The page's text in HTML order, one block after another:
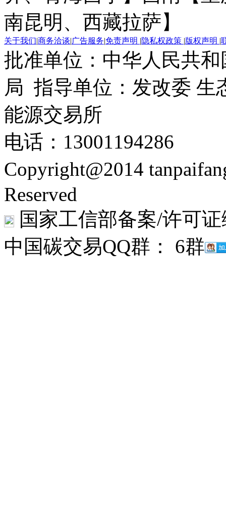
南昆明、西藏拉萨】
关于我们|商务洽谈|广告服务|免责声明 |隐私权政策 |版权声明 |
批准单位：中华人民共
局 指导单位：发改委 生
能源交易所
电话：13001194286
Copyright@2014
Reserved
国家工信部备案/许可
中国碳交易QQ群： 6群